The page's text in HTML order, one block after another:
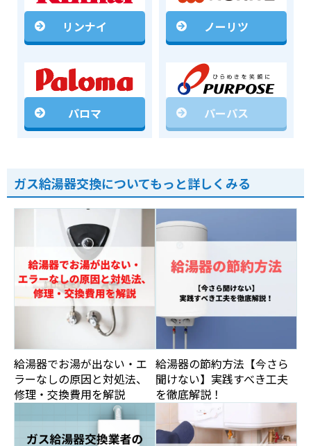
リンナイ ノーリツ
パロマ パーパス
ガス給湯器交換についてもっと詳しくみる
給湯器でお湯が出ない・エ
ラーなしの原因と対処法、
修理・交換費用を解説
給湯器の節約方法【今さら
聞けない】実践すべき工夫
を徹底解説！